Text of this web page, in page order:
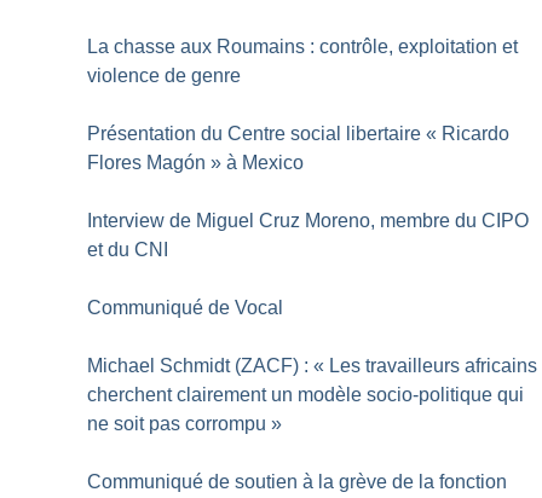
La chasse aux Roumains : contrôle, exploitation et
violence de genre
Présentation du Centre social libertaire « Ricardo
Flores Magón » à Mexico
Interview de Miguel Cruz Moreno, membre du CIPO
et du CNI
Communiqué de Vocal
Michael Schmidt (ZACF) : « Les travailleurs africains
cherchent clairement un modèle socio-politique qui
ne soit pas corrompu »
Communiqué de soutien à la grève de la fonction